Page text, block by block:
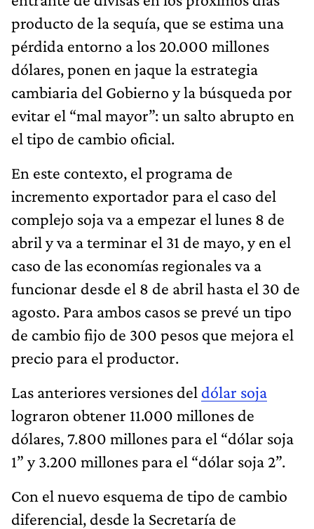
producto de la sequía, que se estima una
pérdida entorno a los 20.000 millones
dólares, ponen en jaque la estrategia
cambiaria del Gobierno y la búsqueda por
evitar el “mal mayor”: un salto abrupto en
el tipo de cambio oficial.
En este contexto, el programa de
incremento exportador para el caso del
complejo soja va a empezar el lunes 8 de
abril y va a terminar el 31 de mayo, y en el
caso de las economías regionales va a
funcionar desde el 8 de abril hasta el 30 de
agosto. Para ambos casos se prevé un tipo
de cambio fijo de 300 pesos que mejora el
precio para el productor.
Las anteriores versiones del dólar soja
lograron obtener 11.000 millones de
dólares, 7.800 millones para el “dólar soja
1” y 3.200 millones para el “dólar soja 2”.
Con el nuevo esquema de tipo de cambio
diferencial, desde la Secretaría de